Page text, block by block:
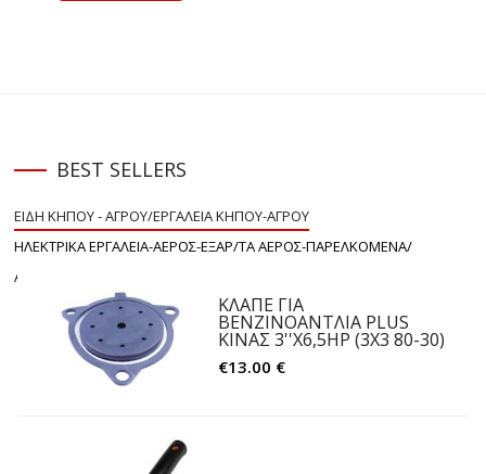
BEST SELLERS
ΕΙΔΗ ΚΗΠΟΥ - ΑΓΡΟΥ/ΕΡΓΑΛΕΙΑ ΚΗΠΟΥ-ΑΓΡΟΥ
ΗΛΕΚΤΡΙΚΑ ΕΡΓΑΛΕΙΑ-ΑΕΡΟΣ-ΕΞΑΡ/ΤΑ ΑΕΡΟΣ-ΠΑΡΕΛΚΟΜΕΝΑ/
ΑΞΕΣΟΥΑΡ ΚΟΠΗΣ
ΚΛΑΠΕ ΓΙΑ
ΒΕΝΖΙΝΟΑΝΤΛΙΑ PLUS
ΚΙΝΑΣ 3''Χ6,5HP (3Χ3 80-30)
€13.00 €